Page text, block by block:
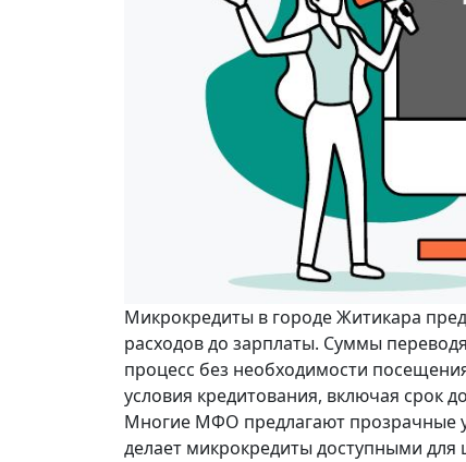
Микрокредиты в городе Житикара
расходов до зарплаты. Суммы
процесс без необходимости
условия кредитования, включая срок
Многие МФО предлагают прозрачные
делает микрокредиты доступными для